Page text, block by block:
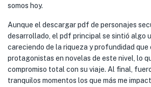
somos hoy.
Aunque el descargar pdf de personajes
desarrollado, el pdf principal se sintió algo
careciendo de la riqueza y profundidad que
protagonistas en novelas de este nivel, lo
compromiso total con su viaje. Al final,
tranquilos momentos los que más me